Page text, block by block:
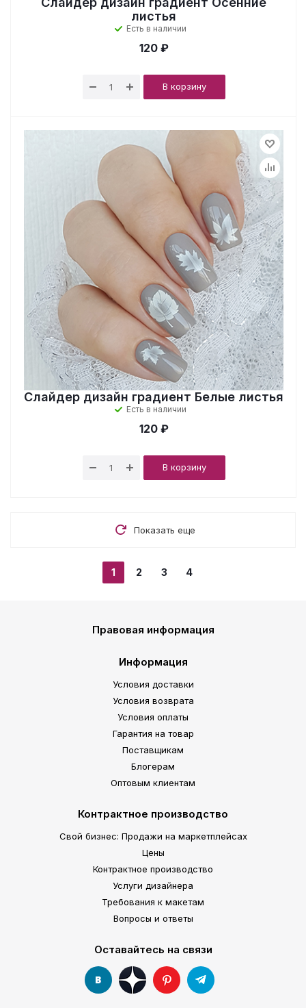
листья
Есть в наличии
120 ₽
В корзину
Слайдер дизайн градиент Белые листья
Есть в наличии
120 ₽
В корзину
Показать еще
1 2 3 4
Правовая информация
Информация
Условия доставки
Условия возврата
Условия оплаты
Гарантия на товар
Поставщикам
Блогерам
Оптовым клиентам
Контрактное производство
Свой бизнес: Продажи на маркетплейсах
Цены
Контрактное производство
Услуги дизайнера
Требования к макетам
Вопросы и ответы
Оставайтесь на связи